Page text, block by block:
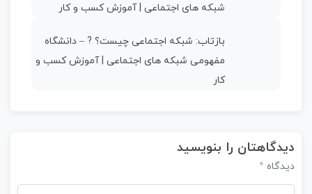
شبکه های اجتماعی | آموزش کسب و کار
بازتاب: شبکه اجتماعی چیست؟ ? – دانشگاه
مفهومی شبکه های اجتماعی | آموزش کسب و
کار
دیدگاهتان را بنویسید
دیدگاه *